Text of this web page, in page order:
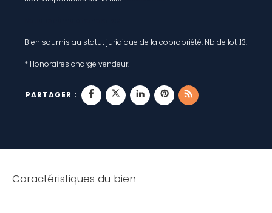
Bien soumis au statut juridique de la copropriété. Nb de lot :13.
* Honoraires charge vendeur.
PARTAGER :
Caractéristiques du bien